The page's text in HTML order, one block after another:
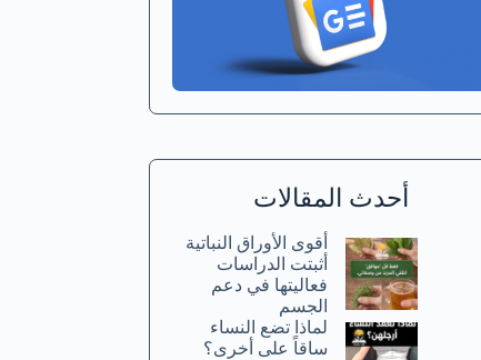
أحدث المقالات
أقوى الأوراق النباتية
أثبتت الدراسات
فعاليتها في دعم
الجسم
لماذا تضع النساء
ساقاً على أخرى؟